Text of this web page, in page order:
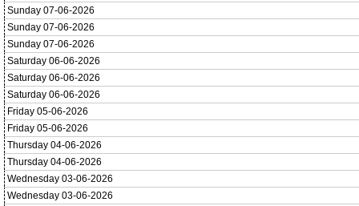
Sunday 07-06-2026
Sunday 07-06-2026
Sunday 07-06-2026
Saturday 06-06-2026
Saturday 06-06-2026
Saturday 06-06-2026
Friday 05-06-2026
Friday 05-06-2026
Thursday 04-06-2026
Thursday 04-06-2026
Wednesday 03-06-2026
Wednesday 03-06-2026